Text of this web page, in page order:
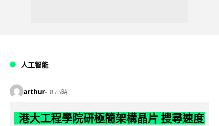
人工智能
arthur 8 小時
港大工程學院研極簡架構晶片 搜尋速度